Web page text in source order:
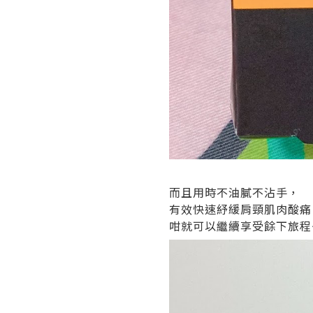
而且用時不油膩不沾手，
有效快速紓緩肩頸肌肉酸
咁就可以繼續享受餘下旅